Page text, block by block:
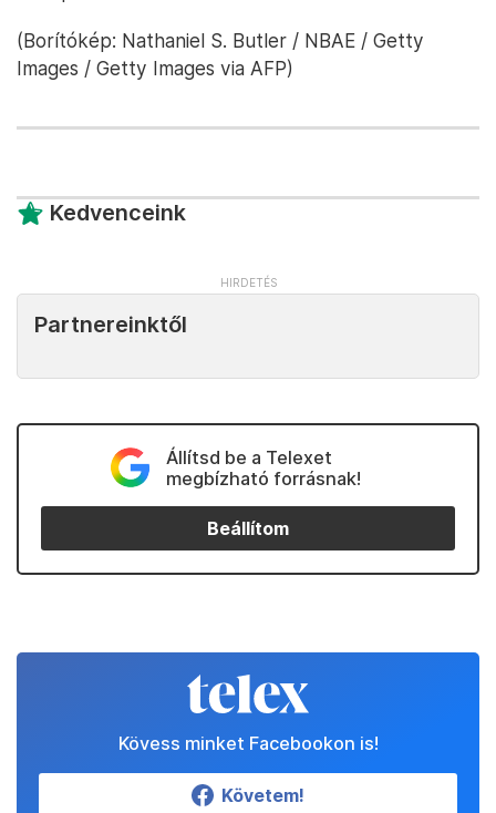
(Borítókép: Nathaniel S. Butler / NBAE / Getty
Images / Getty Images via AFP)
Kedvenceink
Partnereinktől
Állítsd be a Telexet
megbízható forrásnak!
Beállítom
Kövess minket Facebookon is!
Követem!